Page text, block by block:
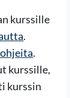
kurssille
.
.
kurssille,
kurssin